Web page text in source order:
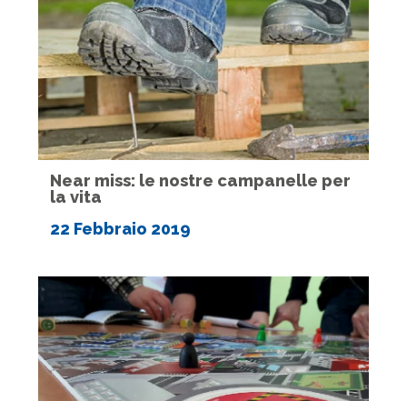
Near miss: le nostre campanelle per
la vita
22 Febbraio 2019